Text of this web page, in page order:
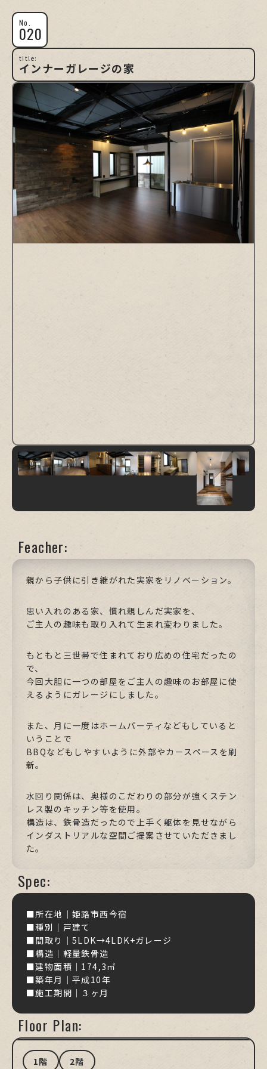
No.
020
title:
インナーガレージの家
Feacher:
親から子供に引き継がれた実家をリノベーション。
思い入れのある家、慣れ親しんだ実家を、
ご主人の趣味も取り入れて生まれ変わりました。
もともと三世帯で住まれており広めの住宅だったの
で、
今回大胆に一つの部屋をご主人の趣味のお部屋に使
えるようにガレージにしました。
また、月に一度はホームパーティなどもしていると
いうことで
BBQなどもしやすいように外部やカースペースを刷
新。
水回り関係は、奥様のこだわりの部分が強くステン
レス製のキッチン等を使用。
構造は、鉄骨造だったので上手く躯体を見せながら
インダストリアルな空間ご提案させていただきまし
た。
Spec:
■所在地｜姫路市西今宿
■種別｜戸建て
■間取り｜5LDK→4LDK+ガレージ
■構造｜軽量鉄骨造
■建物面積｜174,3㎡
■築年月｜平成10年
■施工期間｜３ヶ月
Floor Plan:
1階 2階